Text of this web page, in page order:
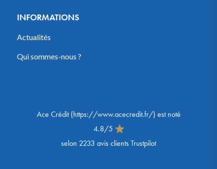
INFORMATIONS
Actualités
Qui sommes-nous ?
Ace Crédit(https://www.acecredit.fr/) est noté
4.8/5
selon 2233 avis clients Trustpilot